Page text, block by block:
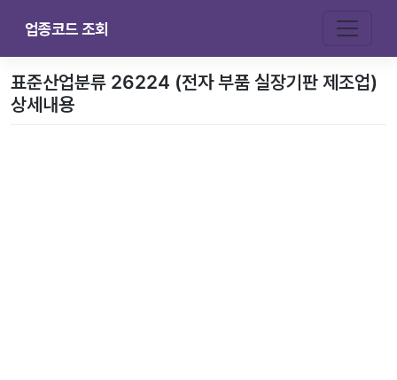
업종코드 조회
표준산업분류 26224 (전자 부품 실장기판 제조업)
상세내용